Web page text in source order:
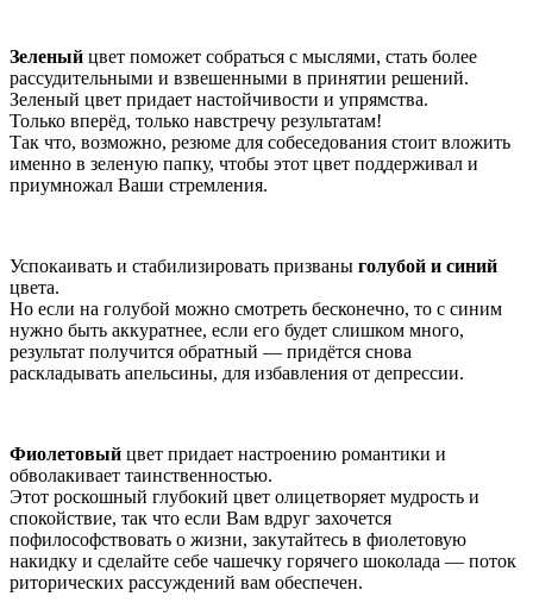
Зеленый цвет поможет собраться с мыслями, стать более
рассудительными и взвешенными в принятии решений.
Зеленый цвет придает настойчивости и упрямства.
Только вперёд, только навстречу результатам!
Так что, возможно, резюме для собеседования стоит вложить
именно в зеленую папку, чтобы этот цвет поддерживал и
приумножал Ваши стремления.
Успокаивать и стабилизировать призваны голубой и синий
цвета.
Но если на голубой можно смотреть бесконечно, то с синим
нужно быть аккуратнее, если его будет слишком много,
результат получится обратный — придётся снова
раскладывать апельсины, для избавления от депрессии.
Фиолетовый цвет придает настроению романтики и
обволакивает таинственностью.
Этот роскошный глубокий цвет олицетворяет мудрость и
спокойствие, так что если Вам вдруг захочется
пофилософствовать о жизни, закутайтесь в фиолетовую
накидку и сделайте себе чашечку горячего шоколада — поток
риторических рассуждений вам обеспечен.